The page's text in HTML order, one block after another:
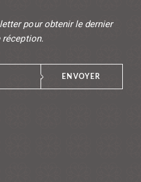
pour obtenir le dernier
ENVOYER